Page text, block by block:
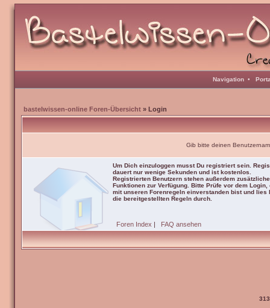
Navigation •
bastelwissen-online Foren-Übersicht » Login
Gib bitte deinen
Um Dich einzuloggen musst Du registriert sein.
dauert nur wenige Sekunden und ist kostenlos.
Registrierten Benutzern stehen außerdem zusätzliche
Funktionen zur Verfügung. Bitte Prüfe vor dem Login,
mit unseren Forenregeln einverstanden bist und lies
die bereitgestellten Regeln durch.
Foren Index | FAQ ansehen